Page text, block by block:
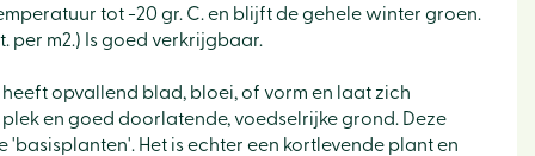
tot -20 gr. C. en blijft de gehele winter groen.
per m2.) Is goed verkrijgbaar.
opvallend blad, bloei, of vorm en laat zich
en goed doorlatende, voedselrijke grond. Deze
Het is echter een kortlevende plant en